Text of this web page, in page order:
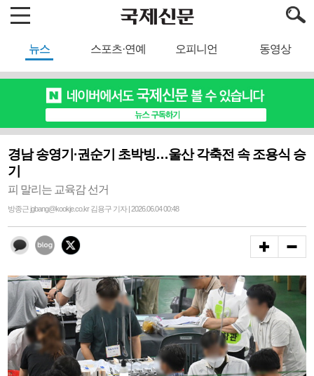
뉴스 스포츠·연예 오피니언 동영상
경남 송영기·권순기 초박빙…울산 각축전 속 조용식 승
기
피 말리는 교육감 선거
방종근 jgbang@kookje.co.kr 김용구 기자 | 2026.06.04 00:48